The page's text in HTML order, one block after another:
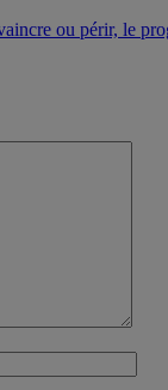
ou périr, le